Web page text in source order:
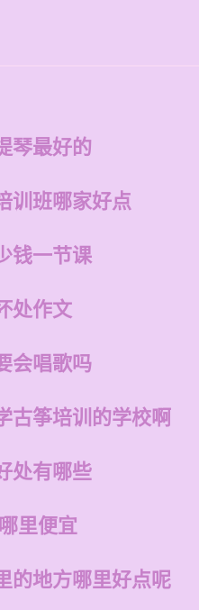
琴最好的
训班哪家好点
钱一节课
处作文
会唱歌吗
古筝培训的学校啊
处有哪些
里便宜
的地方哪里好点呢